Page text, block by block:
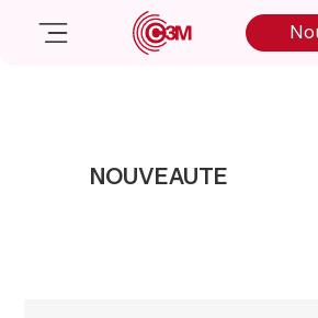
Salle de presse
NOUVEAUTE